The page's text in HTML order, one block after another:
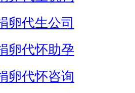
卵代生公司
卵代怀助孕
卵代怀咨询